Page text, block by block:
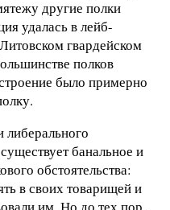
другие полки
удалась в лейб-
гвардейском
полков
было примерно
либерального
банальное и
обстоятельства:
в своих товарищей и
им. Но до тех пор,